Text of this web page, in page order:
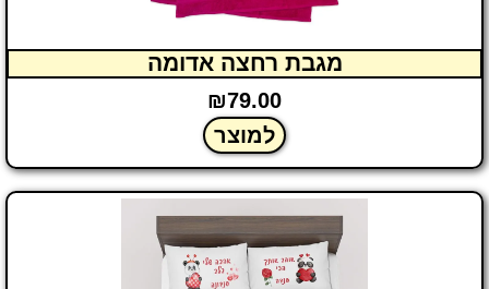
מגבת רחצה אדומה
₪79.00
למוצר